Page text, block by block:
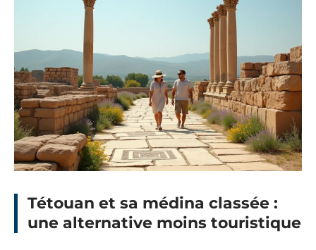
Tétouan et sa médina classée :
une alternative moins touristique